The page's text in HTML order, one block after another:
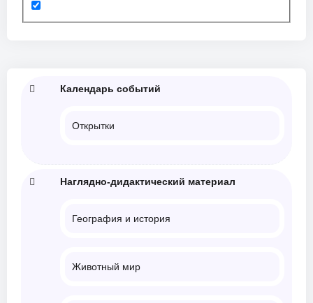
Календарь событий
Открытки
Наглядно-дидактический материал
География и история
Животный мир